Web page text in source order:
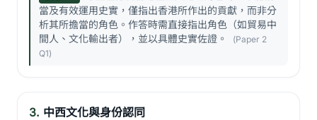
當及有效運用史實，僅指出香港所作出的貢獻，而非分
析其所擔當的角色。作答時需直接指出角色（如貿易中
間人、文化輸出者），並以具體史實佐證。
(Paper 2
Q1)
3. 中西文化與身份認同